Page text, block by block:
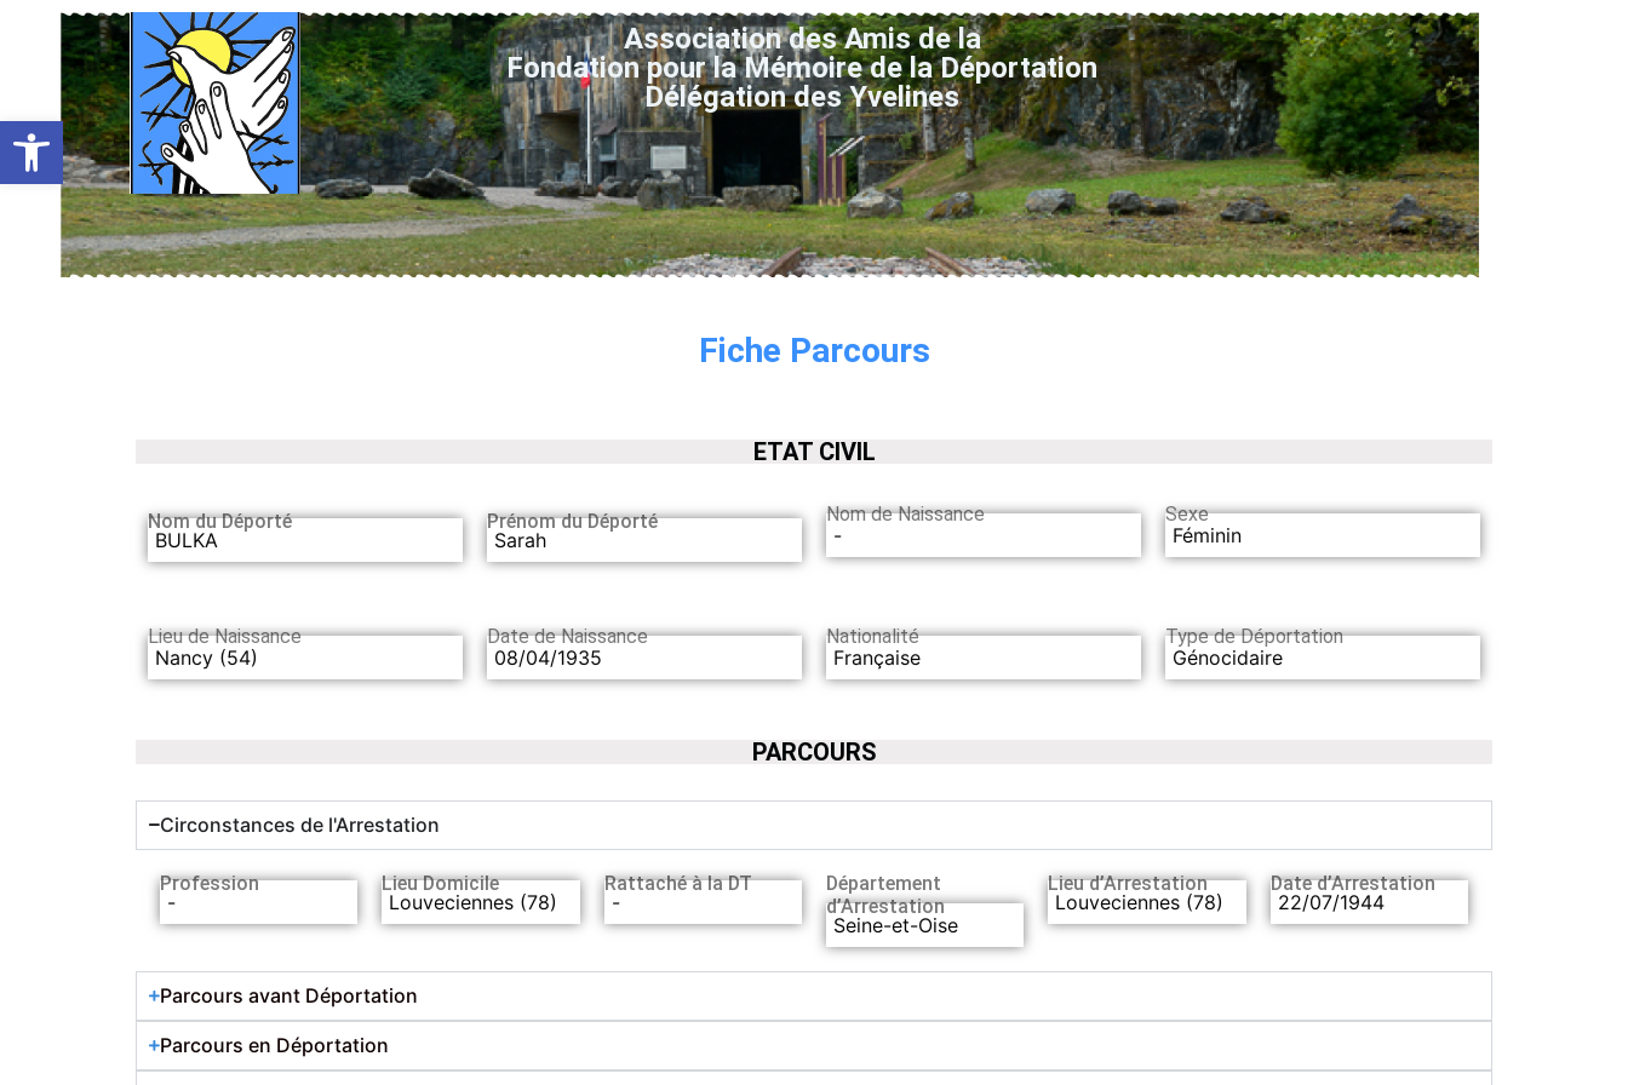
Ouvrir la barre d’outils
Association des Amis de la
Fondation pour la Mémoire de la Déportation
Délégation des Yvelines
Fiche Parcours
ETAT CIVIL
Nom du Déporté
BULKA
Prénom du Déporté
Sarah
Nom de Naissance
-
Sexe
Féminin
Lieu de Naissance
Nancy (54)
Date de Naissance
08/04/1935
Nationalité
Française
Type de Déportation
Génocidaire
PARCOURS
Circonstances de l'Arrestation
Profession
-
Lieu Domicile
Louveciennes (78)
Rattaché à la DT
-
Département
d’Arrestation
Seine-et-Oise
Lieu d’Arrestation
Louveciennes (78)
Date d’Arrestation
22/07/1944
Parcours avant Déportation
Parcours en Déportation